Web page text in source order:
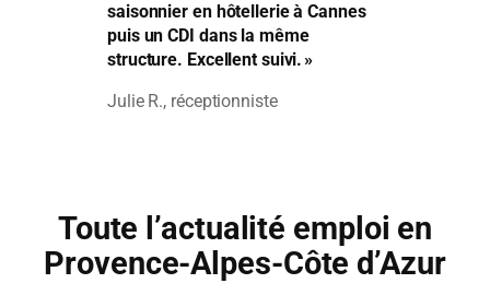
saisonnier en hôtellerie à Cannes
puis un CDI dans la même
structure. Excellent suivi. »
Julie R., réceptionniste
Toute l’actualité emploi en
Provence-Alpes-Côte d’Azur